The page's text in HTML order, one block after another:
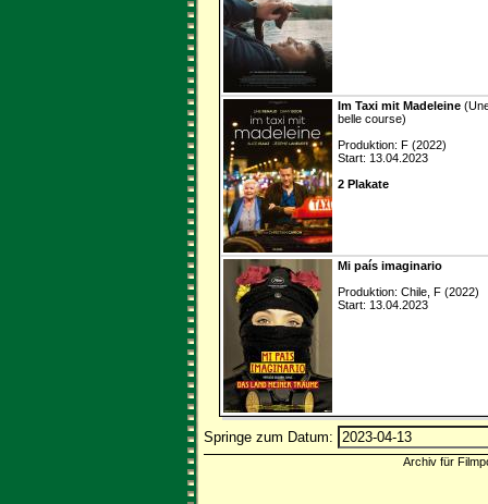
Im Taxi mit Madeleine
belle course)
Produktion: F (2022)
Start: 13.04.2023
2 Plakate
Mi país imaginario
Produktion: Chile, F (2022)
Start: 13.04.2023
Springe zum Datum:
Archiv für